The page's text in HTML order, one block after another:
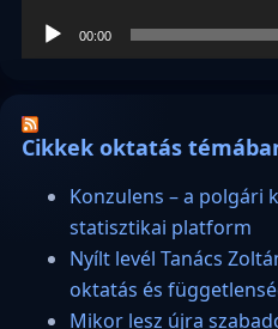
00:00
Cikkek oktatás
Konzulens – a polgári
statisztikai platform
Nyílt levél Tanács
oktatás és
Mikor lesz újra